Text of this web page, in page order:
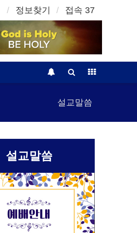
정보찾기 접속 37
설교말씀
설교말씀